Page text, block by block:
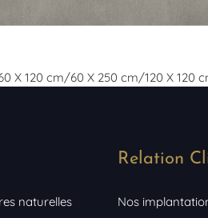
X 120 cm/60 X 250 cm/120 X 120
naturelles
Relation
Nos